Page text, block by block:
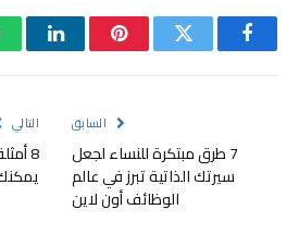
فيسبوكتويتر بينتيريستلينكدإن
السابق
7 طرق مبتكرة للنساء لجعل
سيرتك الذاتية تبرز في عالم
الوظائف أون لاين
التالي
8